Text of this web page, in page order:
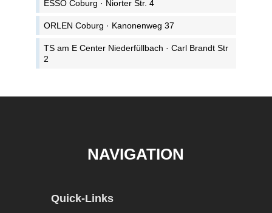
ESSO Coburg · Niorter Str. 4
ORLEN Coburg · Kanonenweg 37
TS am E Center Niederfüllbach · Carl Brandt Str
2
NAVIGATION
Quick-Links